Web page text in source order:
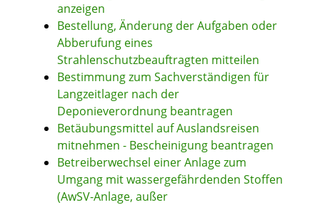
anzeigen
Bestellung, Änderung der Aufgaben oder
Abberufung eines
Strahlenschutzbeauftragten mitteilen
Bestimmung zum Sachverständigen für
Langzeitlager nach der
Deponieverordnung beantragen
Betäubungsmittel auf Auslandsreisen
mitnehmen - Bescheinigung beantragen
Betreiberwechsel einer Anlage zum
Umgang mit wassergefährdenden Stoffen
(AwSV-Anlage, außer